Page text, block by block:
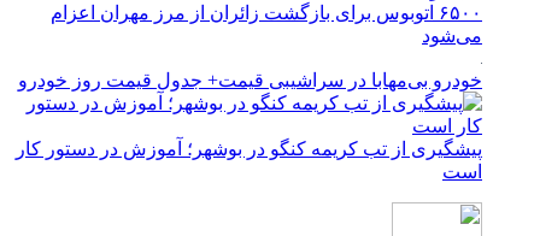
۶۵۰۰ اتوبوس برای بازگشت زائران از مرز مهران اعزام
می‌شود
خودرو بی‌مهابا در سراشیبی قیمت+ جدول قیمت روز خودرو
پیشگیری از تب کریمه کنگو در بوشهر؛ آموزش در دستور کار
است